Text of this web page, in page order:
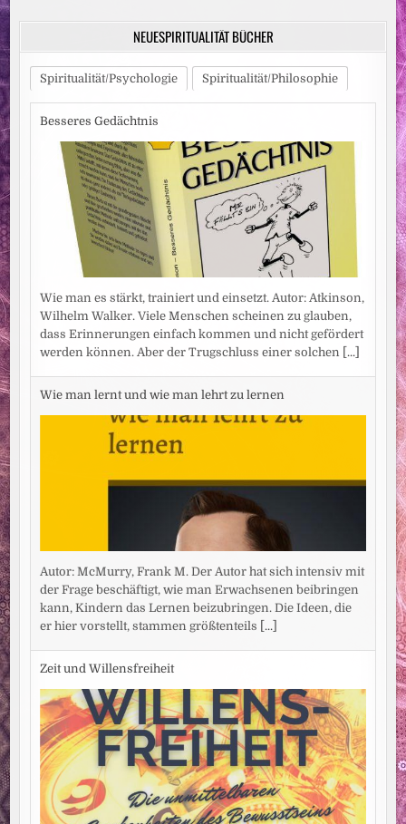
Beiträge
NEUESPIRITUALITÄT BÜCHER
Spiritualität/Psychologie Spiritualität/Philosophie
Besseres Gedächtnis
Wie man es stärkt, trainiert und einsetzt. Autor: Atkinson,
Wilhelm Walker. Viele Menschen scheinen zu glauben,
dass Erinnerungen einfach kommen und nicht gefördert
werden können. Aber der Trugschluss einer solchen [...]
Wie man lernt und wie man lehrt zu lernen
Autor: McMurry, Frank M. Der Autor hat sich intensiv mit
der Frage beschäftigt, wie man Erwachsenen beibringen
kann, Kindern das Lernen beizubringen. Die Ideen, die
er hier vorstellt, stammen größtenteils [...]
Zeit und Willensfreiheit